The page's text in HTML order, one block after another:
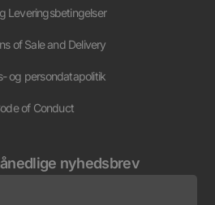
Leveringsbetingelser
of Sale and Delivery
og persondatapolitik
of Conduct
nyhedsbrev